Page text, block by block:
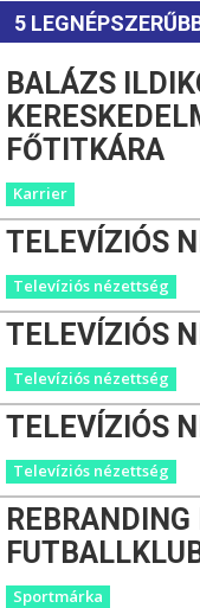
5
BALÁZS
FŐTITKÁRA
Karrier
TELEVÍZIÓS
Televíziós nézettség
TELEVÍZIÓS
Televíziós nézettség
TELEVÍZIÓS
Televíziós nézettség
Sportmárka